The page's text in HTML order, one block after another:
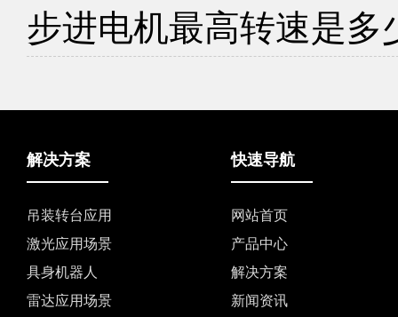
步进电机最高转速是多
解决方案
吊装转台应用
激光应用场景
具身机器人
雷达应用场景
快速导航
网站首页
产品中心
解决方案
新闻资讯